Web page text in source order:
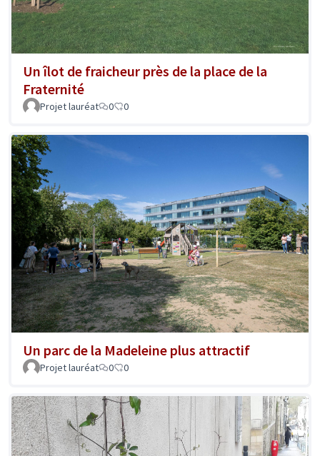
Un îlot de fraicheur près de la place de la
Fraternité
Projet lauréat 0 0
Un parc de la Madeleine plus attractif
Projet lauréat 0 0